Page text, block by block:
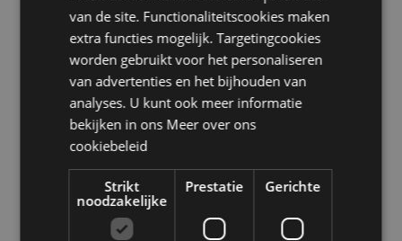
informatie
Hoogte TBCcm Breedte TBCcm Diepte TBCcm
5055071508257
36
0.216000
Nee
Nee
Duistere Legenden
van de site. Functionaliteitscookies maken
extra functies mogelijk. Targetingcookies
worden gebruikt voor het personaliseren
van advertenties en het bijhouden van
analyses. U kunt ook meer informatie
bekijken in ons Meer over ons
cookiebeleid
Strikt
noodzakelijke
Prestatie Gerichte